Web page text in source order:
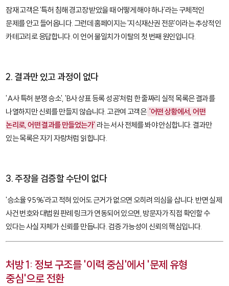
잠재 고객은 '특허 침해 경고장 받았을 때 어떻게 해야 하나'라는 구체적인
문제를 안고 들어옵니다. 그런데 홈페이지는 '지식재산권 전문'이라는 추상적인
카테고리로 응답합니다. 이 언어 불일치가 이탈의 첫 번째 원인입니다.
2. 결과만 있고 과정이 없다
'A사 특허 분쟁 승소', 'B사 상표 등록 성공'처럼 한 줄짜리 실적 목록은 결과를
나열하지만 신뢰를 만들지 않습니다. 고관여 고객은 '어떤 상황에서, 어떤
논리로, 어떤 결과를 만들었는가' 라는 서사 전체를 봐야 안심합니다. 결과만
있는 목록은 자기 자랑처럼 읽힙니다.
3. 주장을 검증할 수단이 없다
'승소율 95%'라고 적혀 있어도 근거가 없으면 오히려 의심을 삽니다. 반면 실제
사건 번호와 대법원 판례 링크가 연동되어 있으면, 방문자가 직접 확인할 수
있다는 사실 자체가 신뢰를 만듭니다. 검증 가능성이 신뢰의 핵심입니다.
처방 1: 정보 구조를 '이력 중심'에서 '문제 유형
중심'으로 전환